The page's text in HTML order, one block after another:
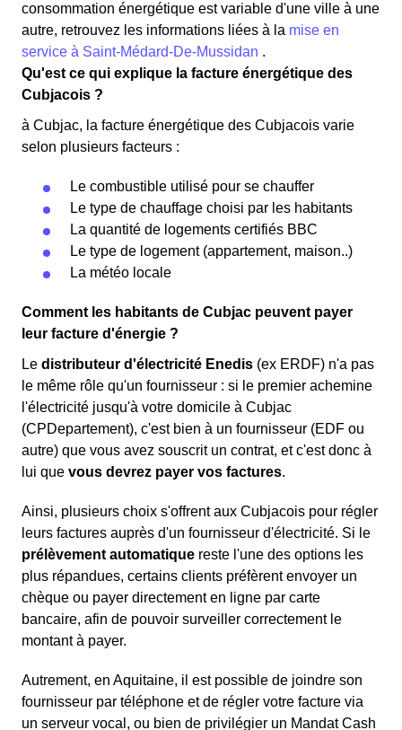
consommation énergétique est variable d'une ville à une
autre, retrouvez les informations liées à la mise en
service à Saint-Médard-De-Mussidan .
Qu'est ce qui explique la facture énergétique des
Cubjacois ?
à Cubjac, la facture énergétique des Cubjacois varie
selon plusieurs facteurs :
Le combustible utilisé pour se chauffer
Le type de chauffage choisi par les habitants
La quantité de logements certifiés BBC
Le type de logement (appartement, maison..)
La météo locale
Comment les habitants de Cubjac peuvent payer
leur facture d'énergie ?
Le distributeur d'électricité Enedis (ex ERDF) n'a pas
le même rôle qu'un fournisseur : si le premier achemine
l'électricité jusqu'à votre domicile à Cubjac
(CPDepartement), c'est bien à un fournisseur (EDF ou
autre) que vous avez souscrit un contrat, et c'est donc à
lui que vous devrez payer vos factures.
Ainsi, plusieurs choix s'offrent aux Cubjacois pour régler
leurs factures auprès d'un fournisseur d'électricité. Si le
prélèvement automatique reste l'une des options les
plus répandues, certains clients préfèrent envoyer un
chèque ou payer directement en ligne par carte
bancaire, afin de pouvoir surveiller correctement le
montant à payer.
Autrement, en Aquitaine, il est possible de joindre son
fournisseur par téléphone et de régler votre facture via
un serveur vocal, ou bien de privilégier un Mandat Cash